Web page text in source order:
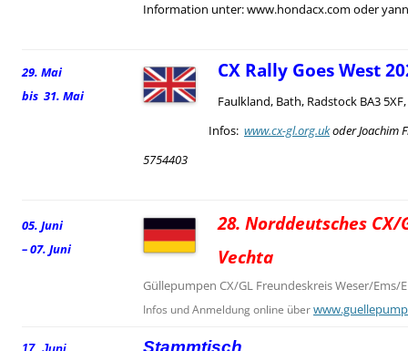
Information unter: www.hondacx.com oder
29. Mai
bis 31. Mai
CX Rally Goes West
Faulkland, Bath, Radstock BA3
Infos: www.cx-gl.org.ukoder Joachim
5754403
05. Juni
– 07. Juni
28. Norddeutsches CX/
Vechta
Güllepumpen CX/GL Freundeskreis Weser/Ems/
Infos und Anmeldung online über
Stammtisch